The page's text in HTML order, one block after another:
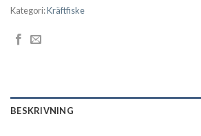
Kategori:Kräftfiske
BESKRIVNING